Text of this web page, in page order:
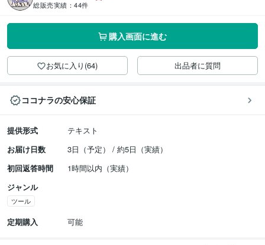
総販売実績： 44件
購入画面に進む
お気に入り(64) 出品者に質問
ココナラの安心保証
提供形式
テキスト
お届け日数
3日（予定） / 約5日（実績）
初回返答時間
1時間以内（実績）
ジャンル
ツール
定期購入 可能